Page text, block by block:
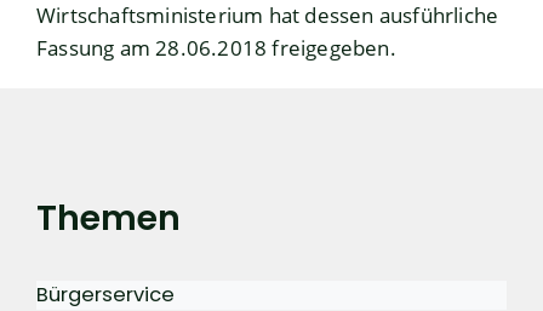
Wirtschaftsministerium hat dessen ausführliche
Fassung am 28.06.2018 freigegeben.
Themen
Bürgerservice